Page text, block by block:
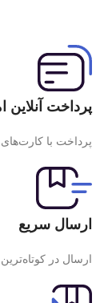
پرداخت آنلاین
پرداخت با
ارسال سریع
ارسال در